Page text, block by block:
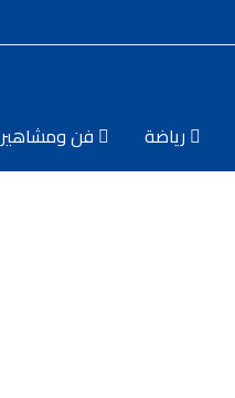
رياضة فن ومشاهير